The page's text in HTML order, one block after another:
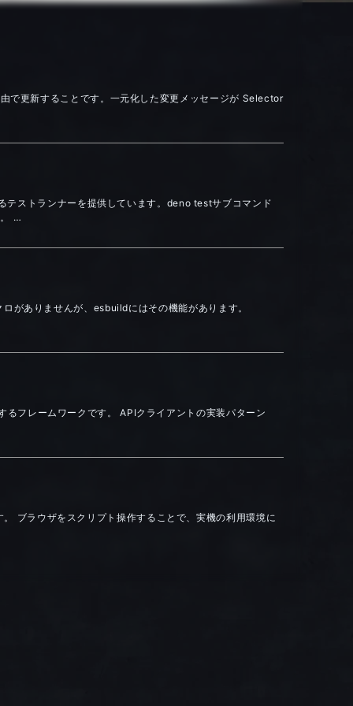
で更新することです。一元化した変更メッセージが Selector
テストランナーを提供しています。deno testサブコマンド
。 …
ありませんが、esbuildにはその機能があります。
フレームワークです。 APIクライアントの実装パターン
ブラウザをスクリプト操作することで、実機の利用環境に